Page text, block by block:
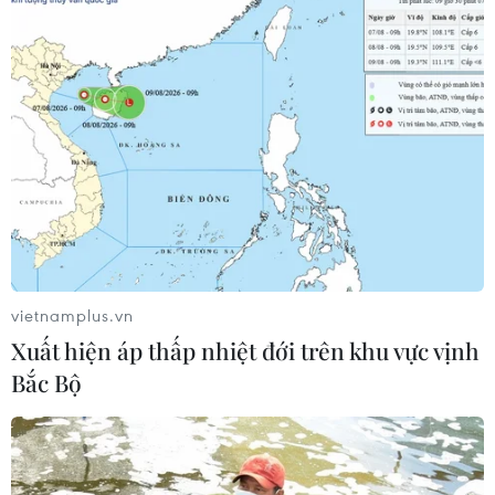
Lâm Đồng vào cao điểm vụ cá Nam,
ngư dân phấn khởi vươn khơi
06/08/2026 09:06
Giá dầu tăng khi nhà đầu tư thận
trọng trước tình hình Trung Đông
06/08/2026 09:03
Giá vàng tăng phiên thứ tư liên tiếp,
chạm mức cao nhất trong 7 tuần
06/08/2026 08:36
vietnamplus.vn
Xuất hiện áp thấp nhiệt đới trên khu vực vịnh
Bắc Bộ